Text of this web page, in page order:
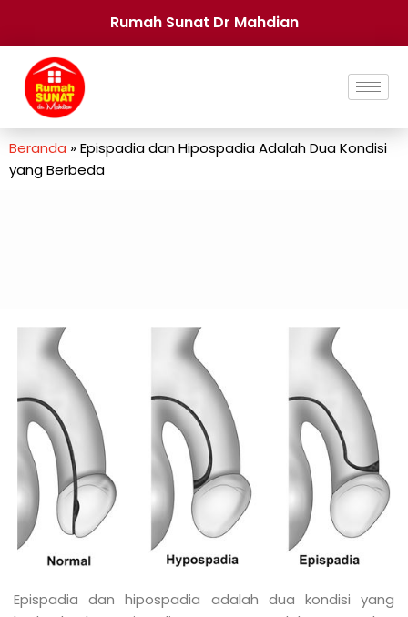
Rumah Sunat Dr Mahdian
Beranda »Epispadia dan Hipospadia Adalah Dua Kondisi
yang Berbeda
Epispadia dan hipospadia adalah dua kondisi yang